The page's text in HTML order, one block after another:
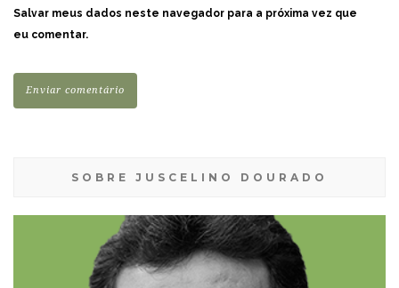
Salvar meus dados neste navegador para a próxima vez que
eu comentar.
SOBRE JUSCELINO DOURADO